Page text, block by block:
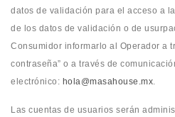
datos de validación para el acceso a
de los datos de validación o de
Consumidor informarlo al Operador a
contraseña” o a través de
electrónico: hola@masahouse.mx.
Las cuentas de usuarios serán